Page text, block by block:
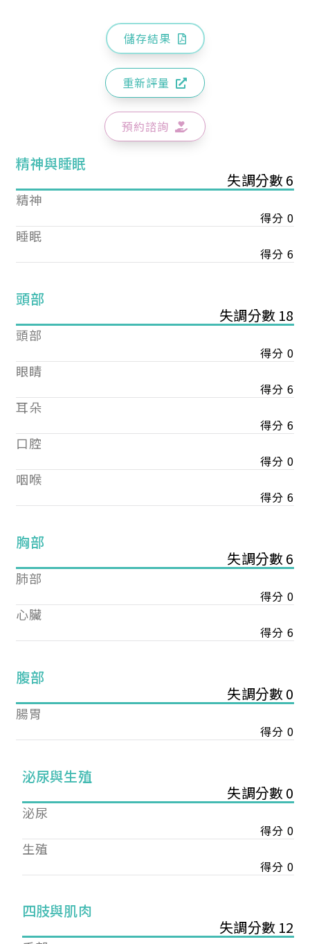
儲存結果
重新評量
預約諮詢
精神與睡眠
失調分數 6
精神
得分 0
睡眠
得分 6
頭部
失調分數 18
頭部
得分 0
眼睛
得分 6
耳朵
得分 6
口腔
得分 0
咽喉
得分 6
胸部
失調分數 6
肺部
得分 0
心臟
得分 6
腹部
失調分數 0
腸胃
得分 0
泌尿與生殖
失調分數 0
泌尿
得分 0
生殖
得分 0
四肢與肌肉
失調分數 12
您已成功送出會員申請
您好，您的會員申請，已成功送出，經本協會理事